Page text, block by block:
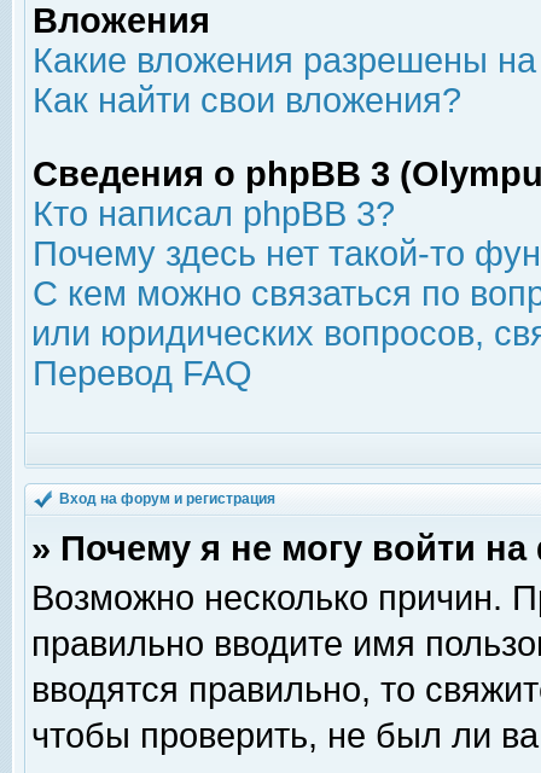
Вложения
Какие вложения разрешены
Как найти свои вложения?
Сведения о phpBB 3
Кто написал phpBB 3?
Почему здесь нет такой-то
С кем можно связаться по
или юридических вопросов,
Перевод FAQ
Вход на форум и регистрация
» Почему я не могу войти
Возможно несколько причин.
правильно вводите имя
вводятся правильно, то
чтобы проверить, не был ли